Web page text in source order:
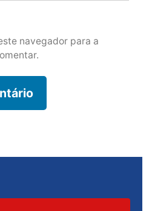
navegador para a